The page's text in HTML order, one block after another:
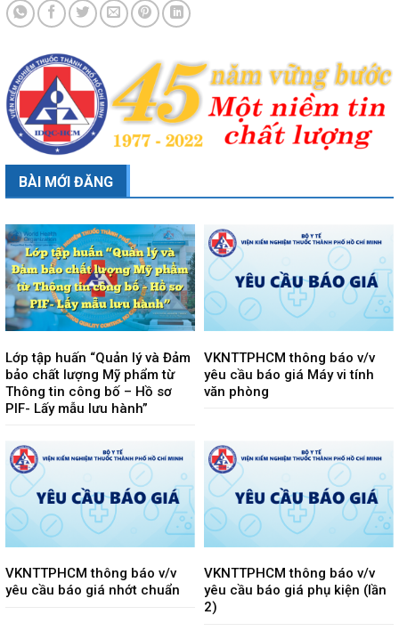
BÀI MỚI ĐĂNG
Lớp tập huấn “Quản lý và Đảm
bảo chất lượng Mỹ phẩm từ
Thông tin công bố – Hồ sơ
PIF- Lấy mẫu lưu hành”
VKNTTPHCM thông báo v/v
yêu cầu báo giá Máy vi tính
văn phòng
VKNTTPHCM thông báo v/v
yêu cầu báo giá nhớt chuẩn
VKNTTPHCM thông báo v/v
yêu cầu báo giá phụ kiện (lần
2)